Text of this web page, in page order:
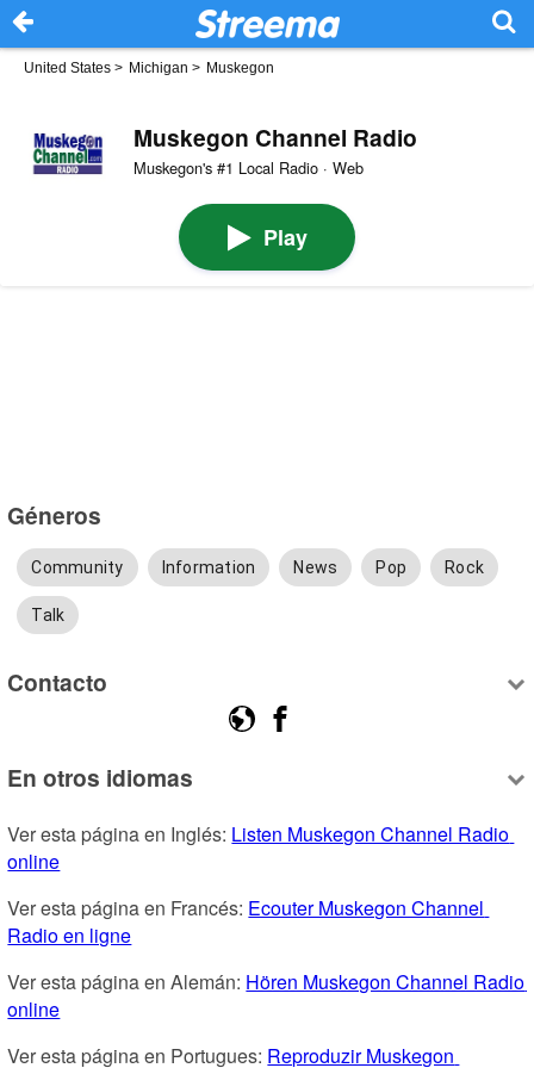
United States > Michigan > Muskegon
Muskegon Channel Radio
Muskegon's #1 Local Radio · Web
Play
Géneros
Community Information News Pop Rock
Talk
Contacto
En otros idiomas
Ver esta página en Inglés: Listen Muskegon Channel Radio
online
Ver esta página en Francés: Ecouter Muskegon Channel
Radio en ligne
Ver esta página en Alemán: Hören Muskegon Channel Radio
online
Ver esta página en Portugues: Reproduzir Muskegon